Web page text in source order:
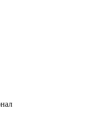
«Рынок капитала